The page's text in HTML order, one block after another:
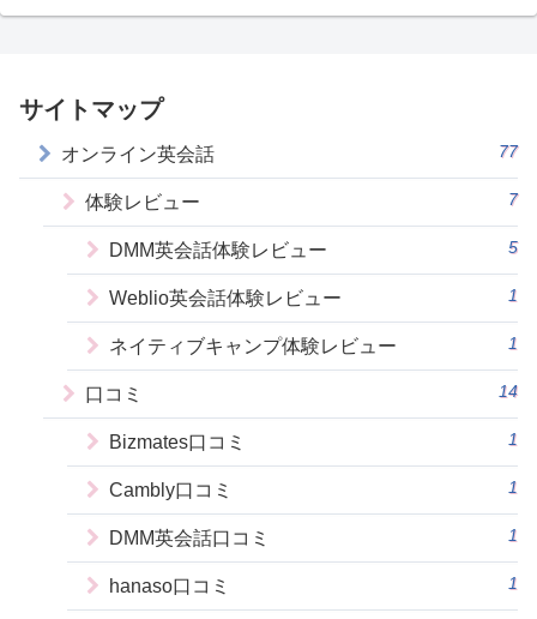
サイトマップ
オンライン英会話 77
体験レビュー 7
DMM英会話体験レビュー 5
Weblio英会話体験レビュー 1
ネイティブキャンプ体験レビュー 1
口コミ 14
Bizmates口コミ 1
Cambly口コミ 1
DMM英会話口コミ 1
hanaso口コミ 1